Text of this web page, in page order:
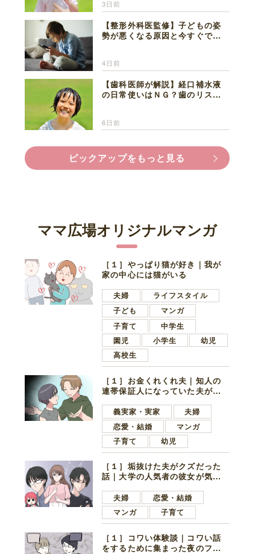
3日前
【整形外科医監修】子どもの姿
勢が悪くなる原因と今すぐでき
4日前
【歯科医師が解説】経口補水液
の日常使いはＮＧ？歯のリスク
6日前
ピックアップをもっと見る
ママ広場オリジナルマンガ
［１］やっぱり猫が好き｜我が
家の中心には猫がいる
夫婦
ライフスタイル
子ども
マンガ
子育て
中学生
園児
小学生
幼児
高校生
［１］お金くれくれ夫｜知人の
連帯保証人になっていた夫が家
言ってきた
義実家・実家
夫婦
恋愛・結婚
マンガ
子育て
幼児
［１］垢抜けた夫がクズだった
話｜大学の人気者の彼女が気に
子学生
夫婦
恋愛・結婚
マンガ
子育て
［１］コワい体験談｜コワい話
をするために集まった夜のファ